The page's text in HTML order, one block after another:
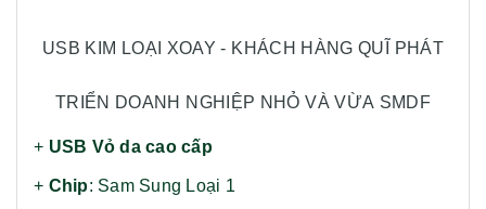
USB KIM LOẠI XOAY - KHÁCH HÀNG QUĨ PHÁT
TRIỂN DOANH NGHIỆP NHỎ VÀ VỪA SMDF
+ USB Vỏ da cao cấp
+ Chip: Sam Sung Loại 1